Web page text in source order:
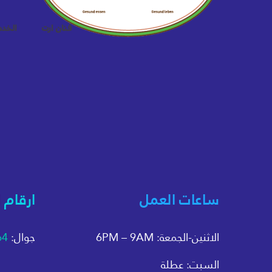
فنان ارت
جوال:
ساعات العمل
الاثنين-الجمعة: 6PM – 9AM
السبت: عطلة